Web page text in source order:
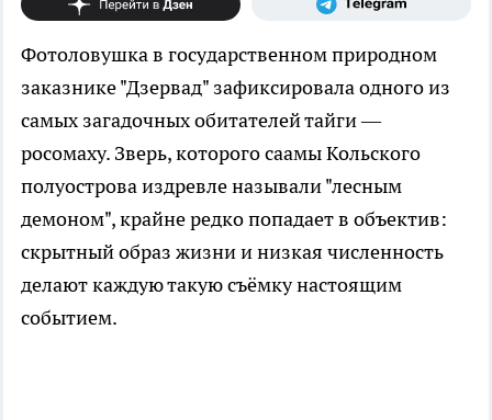
Фотоловушка в государственном природном
заказнике "Дзервад" зафиксировала одного из
самых загадочных обитателей тайги —
росомаху. Зверь, которого саамы Кольского
полуострова издревле называли "лесным
демоном", крайне редко попадает в объектив:
скрытный образ жизни и низкая численность
делают каждую такую съёмку настоящим
событием.